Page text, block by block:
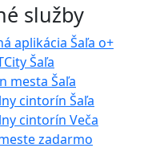
služby
aplikácia Šaľa o+
Šaľa
mesta Šaľa
cintorín Šaľa
cintorín Veča
zadarmo